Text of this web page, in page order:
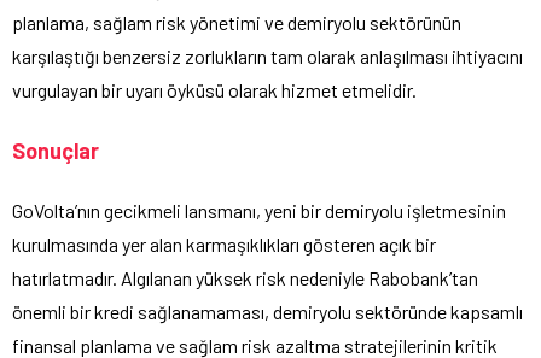
planlama, sağlam risk yönetimi ve demiryolu sektörünün
karşılaştığı benzersiz zorlukların tam olarak anlaşılması ihtiyacını
vurgulayan bir uyarı öyküsü olarak hizmet etmelidir.
Sonuçlar
GoVolta’nın gecikmeli lansmanı, yeni bir demiryolu işletmesinin
kurulmasında yer alan karmaşıklıkları gösteren açık bir
hatırlatmadır. Algılanan yüksek risk nedeniyle Rabobank’tan
önemli bir kredi sağlanamaması, demiryolu sektöründe kapsamlı
finansal planlama ve sağlam risk azaltma stratejilerinin kritik